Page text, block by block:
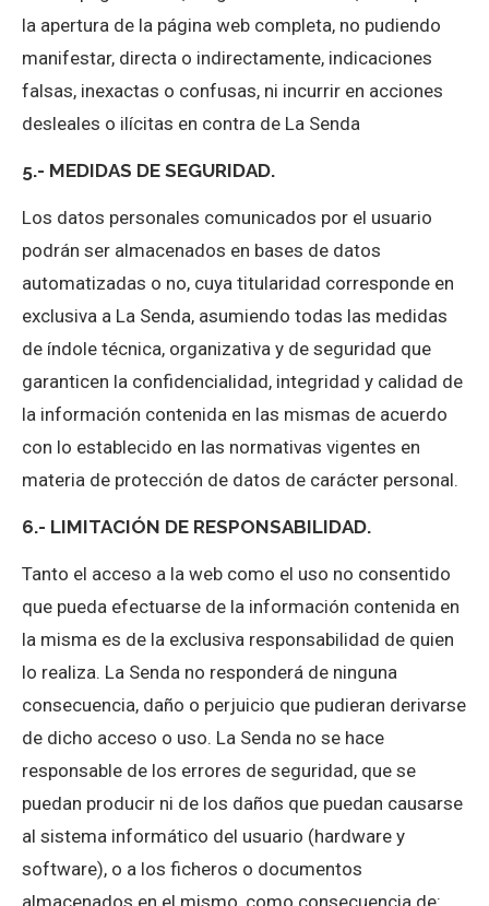
la apertura de la página web completa, no pudiendo
manifestar, directa o indirectamente, indicaciones
falsas, inexactas o confusas, ni incurrir en acciones
desleales o ilícitas en contra de La Senda
5.- MEDIDAS DE SEGURIDAD.
Los datos personales comunicados por el usuario
podrán ser almacenados en bases de datos
automatizadas o no, cuya titularidad corresponde en
exclusiva a La Senda, asumiendo todas las medidas
de índole técnica, organizativa y de seguridad que
garanticen la confidencialidad, integridad y calidad de
la información contenida en las mismas de acuerdo
con lo establecido en las normativas vigentes en
materia de protección de datos de carácter personal.
6.- LIMITACIÓN DE RESPONSABILIDAD.
Tanto el acceso a la web como el uso no consentido
que pueda efectuarse de la información contenida en
la misma es de la exclusiva responsabilidad de quien
lo realiza. La Senda no responderá de ninguna
consecuencia, daño o perjuicio que pudieran derivarse
de dicho acceso o uso. La Senda no se hace
responsable de los errores de seguridad, que se
puedan producir ni de los daños que puedan causarse
al sistema informático del usuario (hardware y
software), o a los ficheros o documentos
almacenados en el mismo, como consecuencia de: